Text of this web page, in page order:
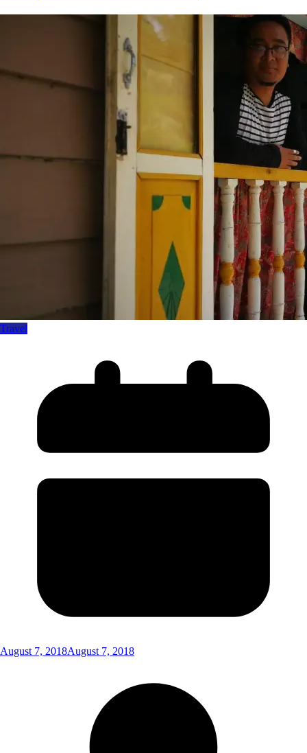
Travel
August 7, 2018August 7, 2018